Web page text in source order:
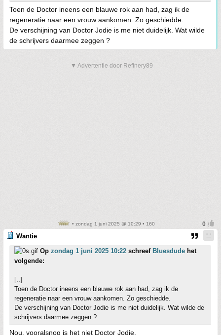
Toen de Doctor ineens een blauwe rok aan had, zag ik de
regeneratie naar een vrouw aankomen. Zo geschiedde.
De verschijning van Doctor Jodie is me niet duidelijk. Wat wilde
de schrijvers daarmee zeggen ?
▼ Advertentie door Refinery89
• zondag 1 juni 2025 @ 10:29 • 160
Wantie
Op zondag 1 juni 2025 10:22 schreef Bluesdude het
volgende:
[..]
Toen de Doctor ineens een blauwe rok aan had, zag ik de
regeneratie naar een vrouw aankomen. Zo geschiedde.
De verschijning van Doctor Jodie is me niet duidelijk. Wat wilde de
schrijvers daarmee zeggen ?
Nou, vooralsnog is het niet Doctor Jodie.